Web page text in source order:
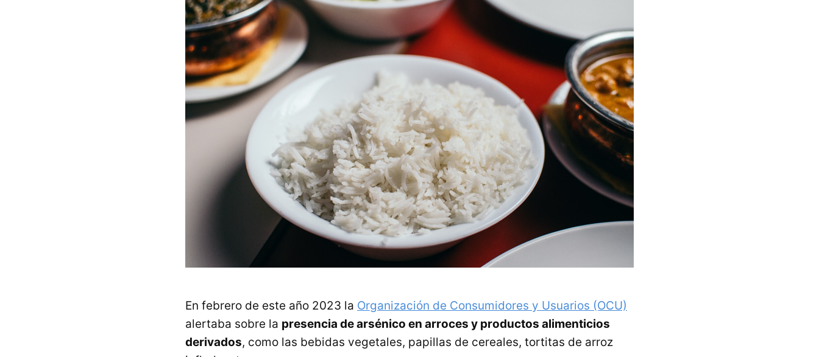
En febrero de este año 2023 la Organización de Consumidores y Usuarios (OCU)
alertaba sobre la presencia de arsénico en arroces y productos alimenticios
derivados, como las bebidas vegetales, papillas de cereales, tortitas de arroz